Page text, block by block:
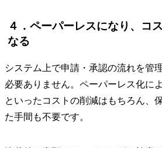
４．ペーパーレスになり、コ
なる
システム上で申請・承認の流れを管
必要ありません。ペーパーレス化に
といったコストの削減はもちろん、
た手間も不要です。